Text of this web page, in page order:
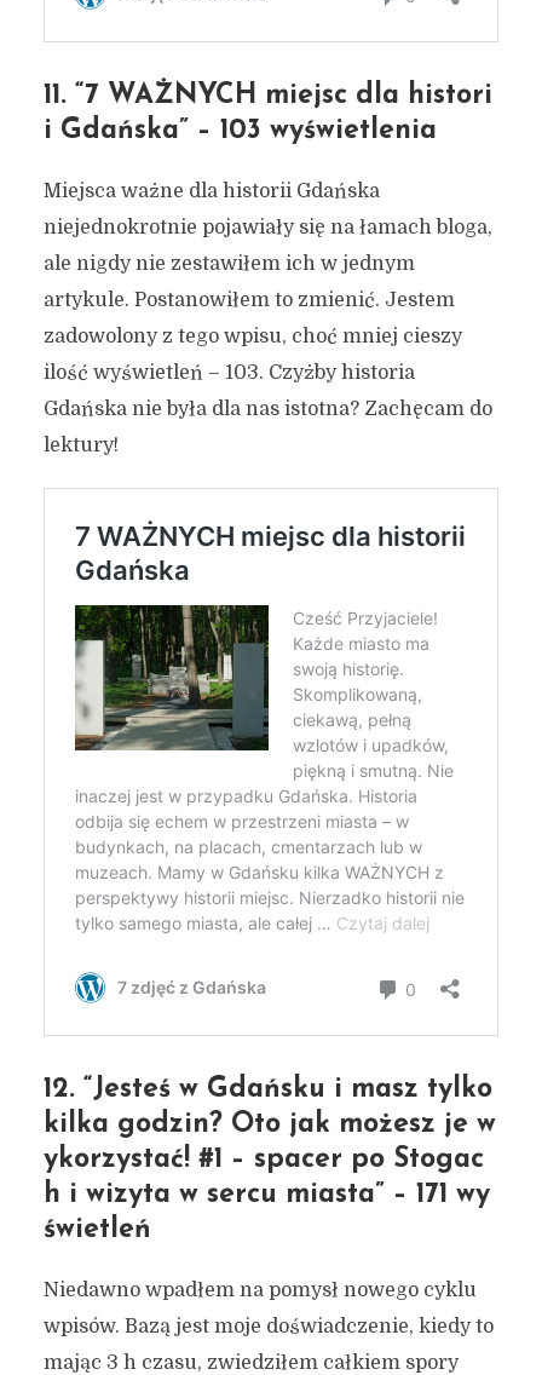
11. “7 WAŻNYCH miejsc dla histori
i Gdańska” – 103 wyświetlenia
Miejsca ważne dla historii Gdańska
niejednokrotnie pojawiały się na łamach bloga,
ale nigdy nie zestawiłem ich w jednym
artykule. Postanowiłem to zmienić. Jestem
zadowolony z tego wpisu, choć mniej cieszy
ilość wyświetleń – 103. Czyżby historia
Gdańska nie była dla nas istotna? Zachęcam do
lektury!
12. “Jesteś w Gdańsku i masz tylko
kilka godzin? Oto jak możesz je w
ykorzystać! #1 – spacer po Stogac
h i wizyta w sercu miasta” – 171 wy
świetleń
Niedawno wpadłem na pomysł nowego cyklu
wpisów. Bazą jest moje doświadczenie, kiedy to
mając 3 h czasu, zwiedziłem całkiem spory